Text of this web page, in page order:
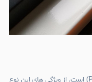
جنس قاب عکس های نیم وال پروفیل (PVC) است. از ویژگی های این نوع